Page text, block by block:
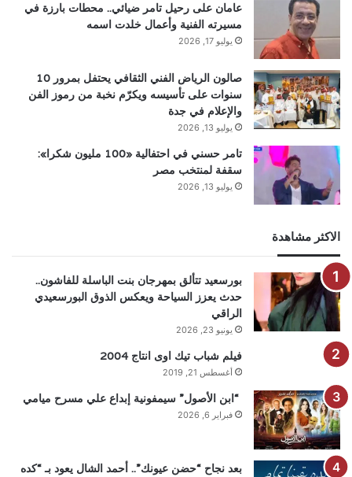
عامان على رحيل تامر ضيائي.. محطات بارزة في
مسيرته الفنية وأعمال خلدت اسمه
يوليو 17, 2026
صالون الرياض الفني الثقافي يحتفل بمرور 10
سنوات على تأسيسه ويكرّم نخبة من رموز الفن
والإعلام في جدة
يوليو 13, 2026
تامر حسني في احتفالية «100 مليون شكرا»:
سقفة لمنتخب مصر
يوليو 13, 2026
الاكثر مشاهدة
بورسعيد تتألق بمهرجان بنت الباسلة للفاشون..
حدث يعزز السياحة ويعكس الذوق البورسعيدي
الراقي
يونيو 23, 2026
فيلم شباب تيك اوى انتاج 2004
أغسطس 21, 2019
“ابن الأصول” سيمفونية إبداع علي مسرح ميامي
فبراير 6, 2026
بعد نجاح “حضن عيونك”.. أحمد الشال يعود بـ “كده